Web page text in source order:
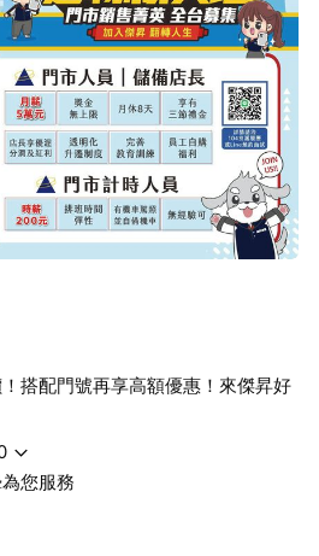
搭配門號再享高額優惠！來傑昇好
您服務